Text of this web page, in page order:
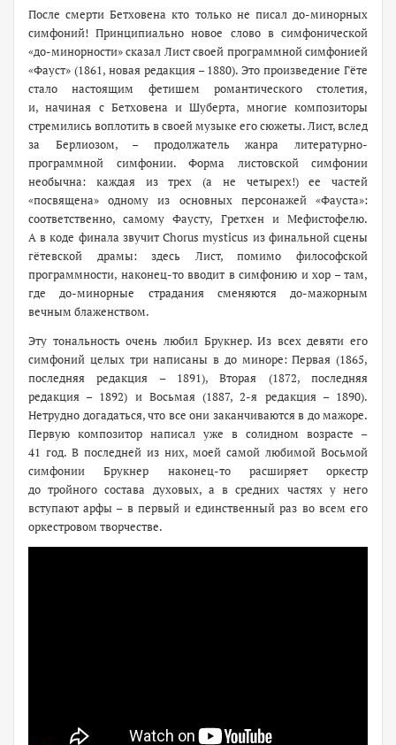
После смерти Бетховена кто только не писал до-минорных
симфоний! Принципиально новое слово в симфонической
«до-минорности» сказал Лист своей программной симфонией
«Фауст» (1861, новая редакция – 1880). Это произведение Гёте
стало настоящим фетишем романтического столетия,
и, начиная с Бетховена и Шуберта, многие композиторы
стремились воплотить в своей музыке его сюжеты. Лист, вслед
за Берлиозом, – продолжатель жанра литературно-
программной симфонии. Форма листовской симфонии
необычна: каждая из трех (а не четырех!) ее частей
«посвящена» одному из основных персонажей «Фауста»:
соответственно, самому Фаусту, Гретхен и Мефистофелю.
А в коде финала звучит Chorus mysticus из финальной сцены
гётевской драмы: здесь Лист, помимо философской
программности, наконец-то вводит в симфонию и хор – там,
где до-минорные страдания сменяются до-мажорным
вечным блаженством.
Эту тональность очень любил Брукнер. Из всех девяти его
симфоний целых три написаны в до миноре: Первая (1865,
последняя редакция – 1891), Вторая (1872, последняя
редакция – 1892) и Восьмая (1887, 2-я редакция – 1890).
Нетрудно догадаться, что все они заканчиваются в до мажоре.
Первую композитор написал уже в солидном возрасте –
41 год. В последней из них, моей самой любимой Восьмой
симфонии Брукнер наконец-то расширяет оркестр
до тройного состава духовых, а в средних частях у него
вступают арфы – в первый и единственный раз во всем его
оркестровом творчестве.